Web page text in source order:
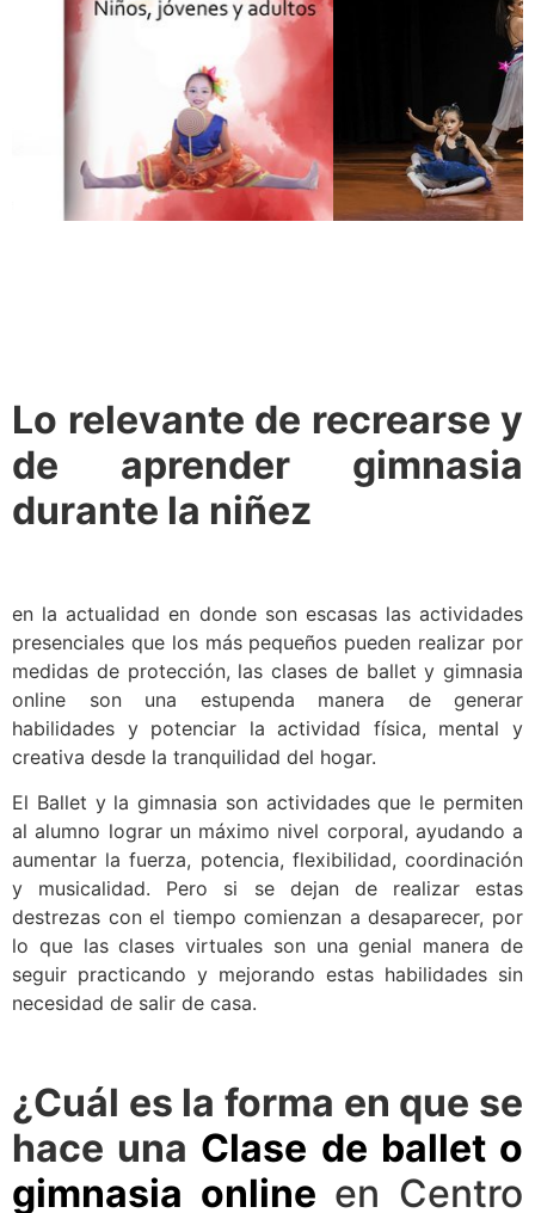
Lo relevante de recrearse y
de aprender gimnasia
durante la niñez
en la actualidad en donde son escasas las actividades
presenciales que los más pequeños pueden realizar por
medidas de protección, las clases de ballet y gimnasia
online son una estupenda manera de generar
habilidades y potenciar la actividad física, mental y
creativa desde la tranquilidad del hogar.
El Ballet y la gimnasia son actividades que le permiten
al alumno lograr un máximo nivel corporal, ayudando a
aumentar la fuerza, potencia, flexibilidad, coordinación
y musicalidad. Pero si se dejan de realizar estas
destrezas con el tiempo comienzan a desaparecer, por
lo que las clases virtuales son una genial manera de
seguir practicando y mejorando estas habilidades sin
necesidad de salir de casa.
¿Cuál es la forma en que se
hace una Clase de ballet o
gimnasia online en Centro